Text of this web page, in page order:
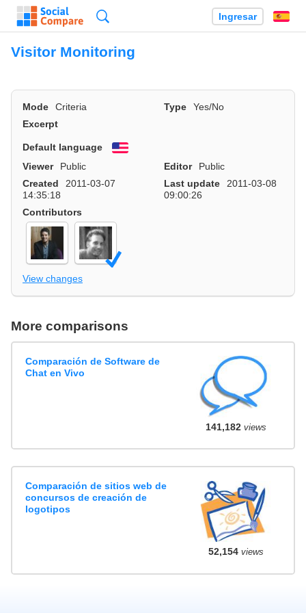
Ingresar
Visitor Monitoring
Mode Criteria Type
Yes/No
Excerpt
Default language
English
Viewer
Public Editor
Public
Created
2011-03-07
14:35:18
Last update
2011-03-08
09:00:26
Contributors
View changes
More comparisons
Comparación de Software de
Chat en Vivo
141,182views
Comparación de sitios web de
concursos de creación de
logotipos
52,154views